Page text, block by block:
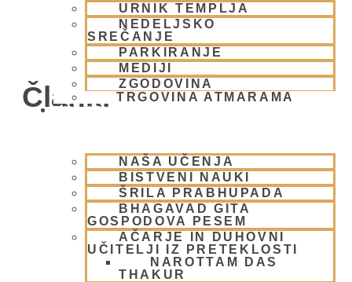
URNIK TEMPLJA
NEDELJSKO
SREČANJE
PARKIRANJE
MEDIJI
ZGODOVINA
TRGOVINA ATMARAMA
BHAKTI JOGA
NAŠA UČENJA
BISTVENI NAUKI
ŠRILA PRABHUPADA
BHAGAVAD GITA
GOSPODOVA PESEM
AČARJE IN DUHOVNI
UČITELJI IZ PRETEKLOSTI
NAROTTAM DAS
THAKUR
Članki